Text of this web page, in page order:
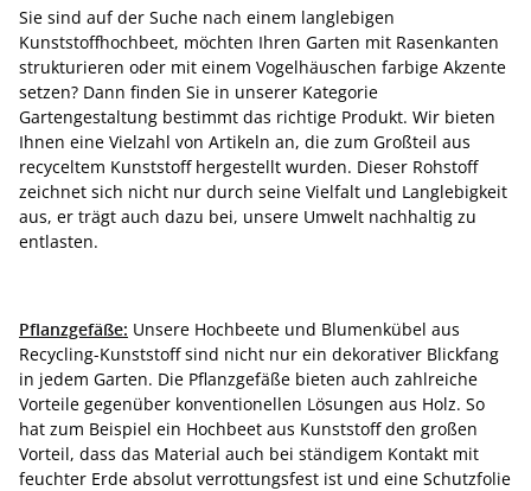
Sie sind auf der Suche nach einem langlebigen
Kunststoffhochbeet, möchten Ihren Garten mit Rasenkanten
strukturieren oder mit einem Vogelhäuschen farbige Akzente
setzen? Dann finden Sie in unserer Kategorie
Gartengestaltung bestimmt das richtige Produkt. Wir bieten
Ihnen eine Vielzahl von Artikeln an, die zum Großteil aus
recyceltem Kunststoff hergestellt wurden. Dieser Rohstoff
zeichnet sich nicht nur durch seine Vielfalt und Langlebigkeit
aus, er trägt auch dazu bei, unsere Umwelt nachhaltig zu
entlasten.
Pflanzgefäße: Unsere Hochbeete und Blumenkübel aus
Recycling-Kunststoff sind nicht nur ein dekorativer Blickfang
in jedem Garten. Die Pflanzgefäße bieten auch zahlreiche
Vorteile gegenüber konventionellen Lösungen aus Holz. So
hat zum Beispiel ein Hochbeet aus Kunststoff den großen
Vorteil, dass das Material auch bei ständigem Kontakt mit
feuchter Erde absolut verrottungsfest ist und eine Schutzfolie